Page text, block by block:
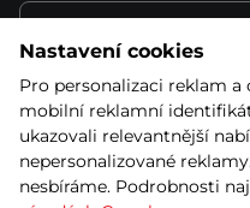
Půjčovna
obchodní podmínky
Nastavení cookies
Pro personalizaci reklam a
mobilní reklamní
ukazovali relevantnější
nepersonalizované
nesbíráme. Podrobnosti